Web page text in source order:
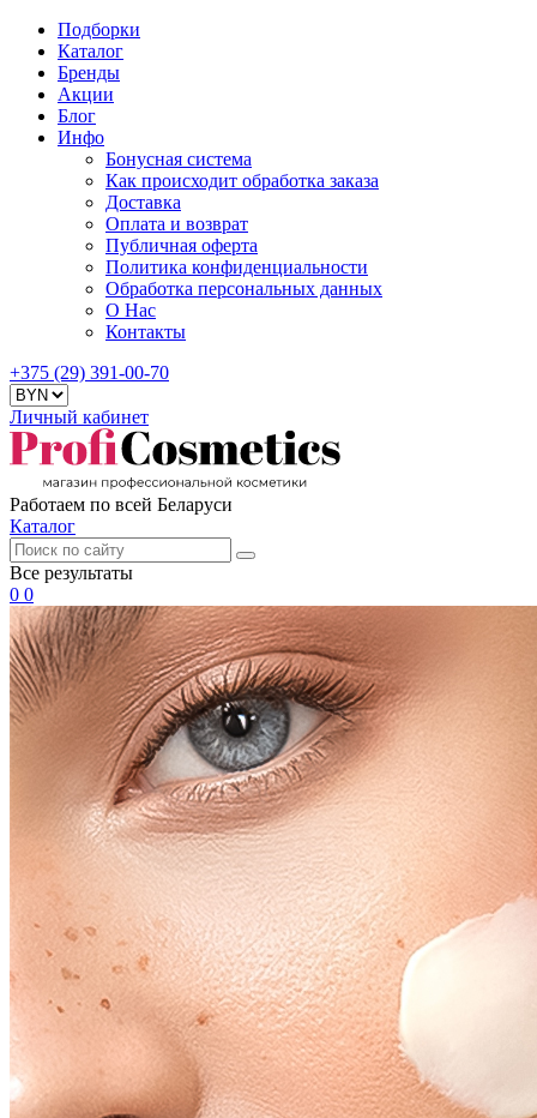
Подборки
Каталог
Бренды
Акции
Блог
Инфо
Бонусная система
Как происходит обработка заказа
Доставка
Оплата и возврат
Публичная оферта
Политика конфиденциальности
Обработка персональных данных
О Нас
Контакты
+375 (29) 391-00-70
Личный кабинет
Работаем по всей Беларуси
Каталог
Все результаты
0 0